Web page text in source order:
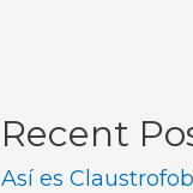
Recent
Así es